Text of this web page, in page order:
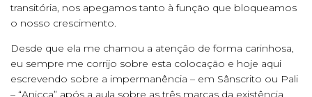
transitória, nos apegamos tanto à função que bloqueamos
o nosso crescimento.
Desde que ela me chamou a atenção de forma carinhosa,
eu sempre me corrijo sobre esta colocação e hoje aqui
escrevendo sobre a impermanência – em Sânscrito ou Pali
– “Anicca” após a aula sobre as três marcas da existência,